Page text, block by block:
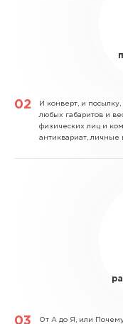
И конверт, и посылку,
любых габаритов и
физических лиц и
антиквариат, личные
От А до Я, или